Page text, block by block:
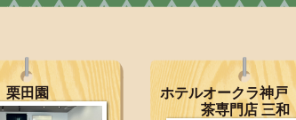
栗田園
ホテルオークラ神
茶専門店 三和